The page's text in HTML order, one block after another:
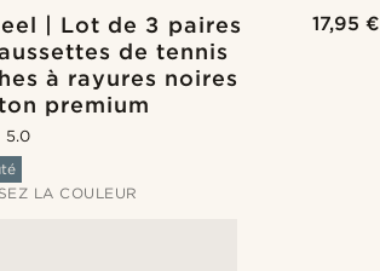
| Lot de 3 paires
de tennis
à rayures noires
premium
17,95 €
5.0
LA COULEUR